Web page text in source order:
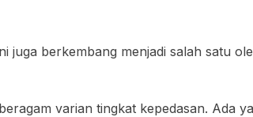
juga berkembang menjadi salah satu
varian tingkat kepedasan. Ada